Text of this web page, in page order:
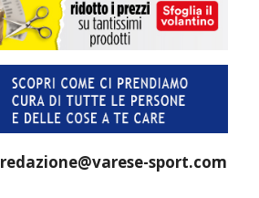
redazione@varese-sport.com